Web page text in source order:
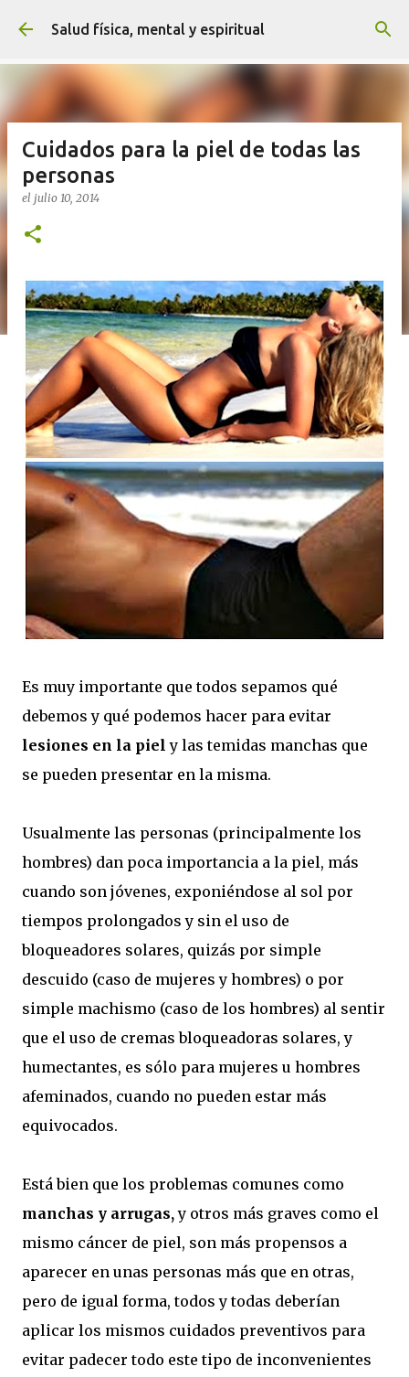
Ir al contenido principal
Salud física, mental y espiritual
Cuidados para la piel de todas las
personas
el julio 10, 2014
Es muy importante que todos sepamos qué
debemos y qué podemos hacer para evitar
lesiones en la piel y las temidas manchas que
se pueden presentar en la misma.
Usualmente las personas (principalmente los
hombres) dan poca importancia a la piel, más
cuando son jóvenes, exponiéndose al sol por
tiempos prolongados y sin el uso de
bloqueadores solares, quizás por simple
descuido (caso de mujeres y hombres) o por
simple machismo (caso de los hombres) al sentir
que el uso de cremas bloqueadoras solares, y
humectantes, es sólo para mujeres u hombres
afeminados, cuando no pueden estar más
equivocados.
Está bien que los problemas comunes como
manchas y arrugas,y otros más graves como el
mismo cáncer de piel, son más propensos a
aparecer en unas personas más que en otras,
pero de igual forma, todos y todas deberían
aplicar los mismos cuidados preventivos para
evitar padecer todo este tipo de inconvenientes